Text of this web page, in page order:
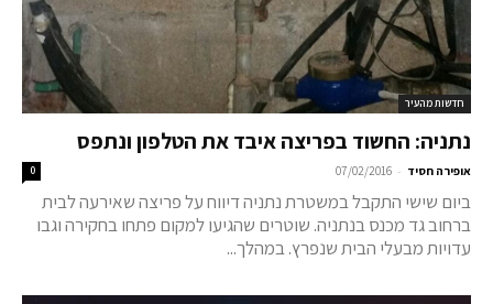
חדשות מהעיר
נתניה: החשוד בפריצה איבד את הטלפון ונתפס
אופירה חסיד -
07/02/2016
0
ביום שישי התקבל במשטרת נתניה דיווח על פריצה שאירעה לבית
ברחוב גד מכנס בנתניה. שוטרים שהגיעו למקום פתחו בחקירה וגבו
עדויות מבעלי הבית שנפרץ. במהלך...